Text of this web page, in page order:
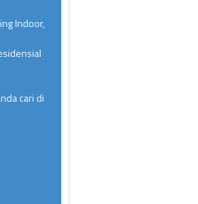
Indoor,
cari di